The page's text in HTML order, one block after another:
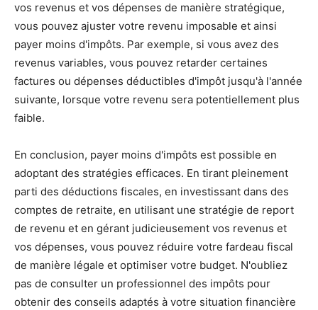
vos revenus et vos dépenses de manière stratégique,
vous pouvez ajuster votre revenu imposable et ainsi
payer moins d'impôts. Par exemple, si vous avez des
revenus variables, vous pouvez retarder certaines
factures ou dépenses déductibles d'impôt jusqu'à l'année
suivante, lorsque votre revenu sera potentiellement plus
faible.
En conclusion, payer moins d'impôts est possible en
adoptant des stratégies efficaces. En tirant pleinement
parti des déductions fiscales, en investissant dans des
comptes de retraite, en utilisant une stratégie de report
de revenu et en gérant judicieusement vos revenus et
vos dépenses, vous pouvez réduire votre fardeau fiscal
de manière légale et optimiser votre budget. N'oubliez
pas de consulter un professionnel des impôts pour
obtenir des conseils adaptés à votre situation financière